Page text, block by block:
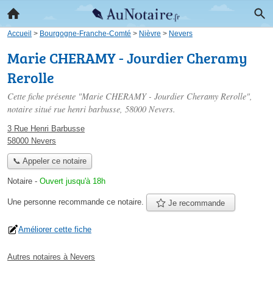
Accueil > Bourgogne-Franche-Comté > Nièvre > Nevers
Marie CHERAMY - Jourdier Cheramy
Rerolle
Cette fiche présente "Marie CHERAMY - Jourdier Cheramy Rerolle",
notaire situé rue henri barbusse, 58000 Nevers.
3 Rue Henri Barbusse
58000 Nevers
📞 Appeler ce notaire
Notaire - Ouvert jusqu'à 18h
Une personne recommande ce notaire. Je recommande
Améliorer cette fiche
Autres notaires à Nevers